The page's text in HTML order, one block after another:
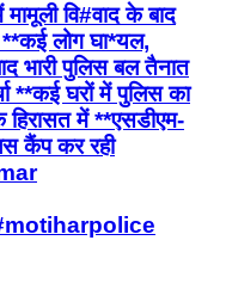
वि#वाद के बाद
**कई लोग घा*यल,
भारी पुलिस बल तैनात
**कई घरों में पुलिस का
हिरासत में **एसडीएम-
कैंप कर रही